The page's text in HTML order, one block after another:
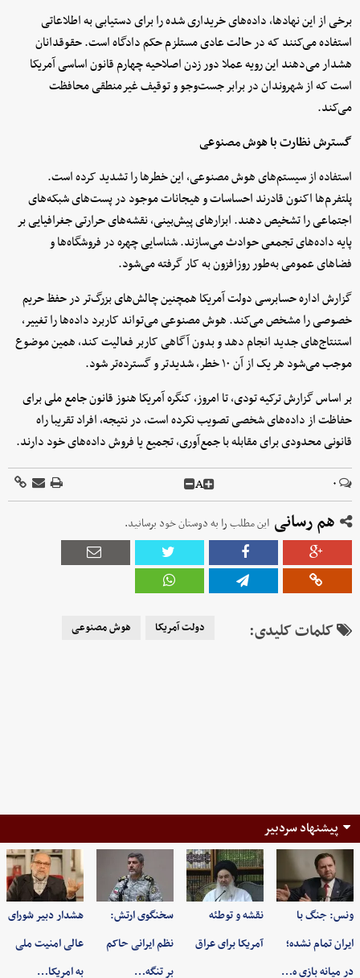
برخی از این نهادها، داده‌های خریداری‌ شده را برای دستیابی به اطلاعاتی
استفاده می‌کنند که در حالت عادی مستلزم حکم دادگاه است. حقوقدانان
هشدار می‌دهند این رویه عملا دور زدن اصلاحیه چهارم قانون اساسی آمریکا
است که از شهروندان در برابر جست‌وجو و توقیف غیرمنطقی محافظت
می‌کند.
گسترش نظارت با هوش مصنوعی
استفاده از سیستم‌های هوش مصنوعی، این خطرها را تشدید کرده است.
پلتفرم‌ها اکنون قادرند احساسات و هیجانات موجود در پست‌های شبکه‌های
اجتماعی را تشخیص دهند. ابزارهای پیش‌بینی، نقشه‌های حرارتی جغرافیایی بر
پایه داده‌های تجمعی حوادث می‌سازند. شناسایی چهره در فروشگاه‌ها و
فضاهای عمومی به‌طور روزافزون به کار گرفته می‌شود.
گزارش اداره حسابرسی دولت آمریکا همچنین چالش‌های بزرگ‌تر در حفظ حریم
خصوصی را مشخص می‌کند. هوش مصنوعی می‌تواند کاربرد داده‌ها را تغییر،
استنتاج‌های جدید انجام دهد و بدون آگاهی کاربر فعالیت کند، همین موضوع
موجب می‌شود هر یک از آن ۱۰ خطر، شدیدتر و گسترده‌تر شود.
بر اساس گزارش ترکیه تودی، تا امروز، کنگره آمریکا هنوز قانون جامع ملی برای
حفاظت از داده‌های شخصی تصویب نکرده است، در نتیجه، افراد تقریبا راه
قانونی محدودی برای مقابله با جمع‌آوری، تجمیع یا فروش داده‌های خود دارند.
۰ A
هم رسانی این مطلب را به دوستان خود برسانید.
کلمات کلیدی: دولت آمریکا هوش مصنوعی
پیشنهاد سردبیر
ونس: جنگ با
ایران تمام نشده؛
در میانه بازی ه…
نقشه و توطئه
آمریکا برای عراق
سخنگوی ارتش:
نظم ایرانی حاکم
بر تنگه…
هشدار دبیر شورای
عالی امنیت ملی
به امریکا…